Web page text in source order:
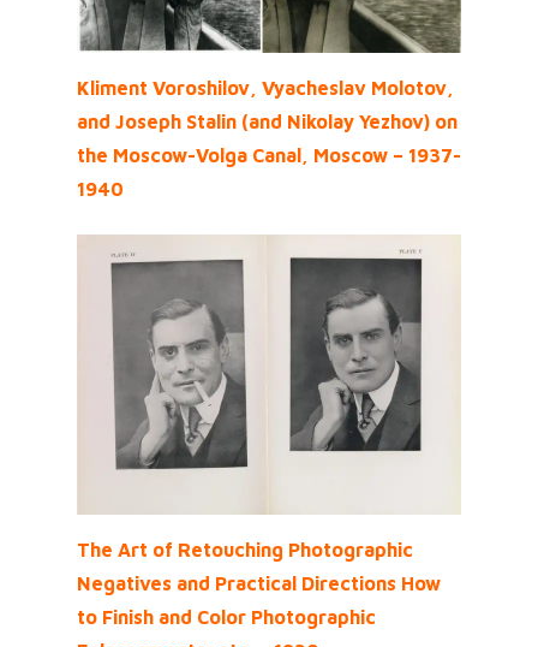
Kliment Voroshilov, Vyacheslav Molotov,
and Joseph Stalin (and Nikolay Yezhov) on
the Moscow-Volga Canal, Moscow – 1937-
1940
The Art of Retouching Photographic
Negatives and Practical Directions How
to Finish and Color Photographic